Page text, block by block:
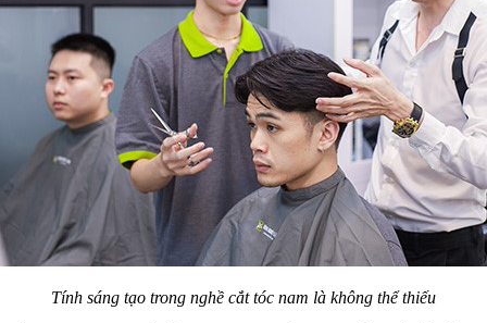
Tính sáng tạo trong nghề cắt tóc nam là không thể thiếu